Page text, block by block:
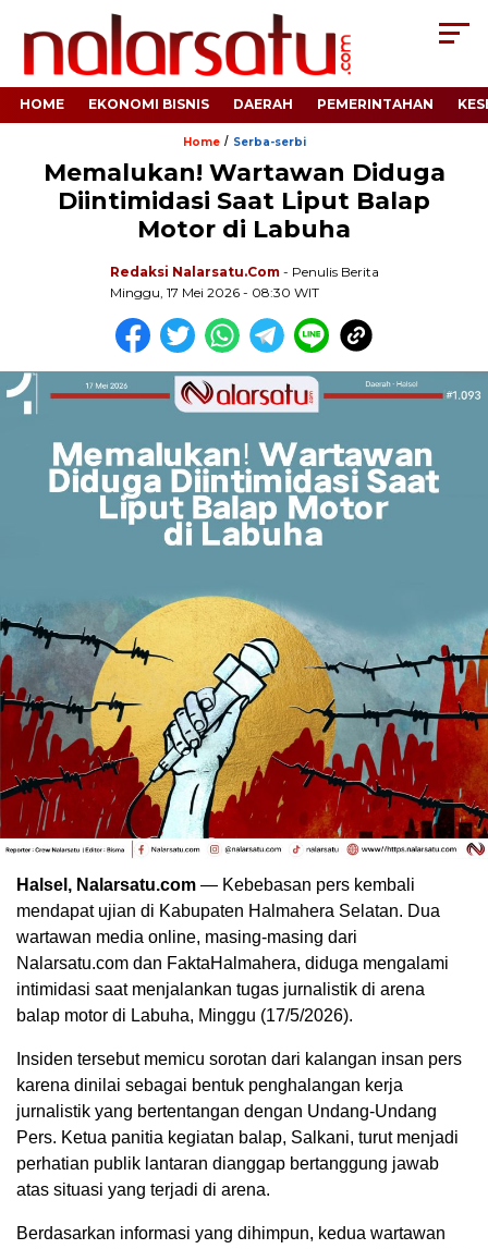
HOME EKONOMI BISNIS DAERAH PEMERINTAHAN
Home/ Serba-serbi
Memalukan! Wartawan Diduga
Diintimidasi Saat Liput Balap
Motor di Labuha
Redaksi Nalarsatu.com - Penulis Berita
Minggu, 17 Mei 2026 - 08:30 WIT
Halsel, Nalarsatu.com — Kebebasan pers kembali
mendapat ujian di Kabupaten Halmahera Selatan. Dua
wartawan media online, masing-masing dari
Nalarsatu.com dan FaktaHalmahera, diduga mengalami
intimidasi saat menjalankan tugas jurnalistik di arena
balap motor di Labuha, Minggu (17/5/2026).
Insiden tersebut memicu sorotan dari kalangan insan pers
karena dinilai sebagai bentuk penghalangan kerja
jurnalistik yang bertentangan dengan Undang-Undang
Pers. Ketua panitia kegiatan balap, Salkani, turut menjadi
perhatian publik lantaran dianggap bertanggung jawab
atas situasi yang terjadi di arena.
Berdasarkan informasi yang dihimpun, kedua wartawan